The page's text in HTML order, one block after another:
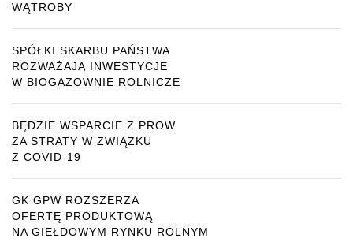
WĄTROBY
SPÓŁKI SKARBU PAŃSTWA
ROZWAŻAJĄ INWESTYCJE
W BIOGAZOWNIE ROLNICZE
BĘDZIE WSPARCIE Z PROW
ZA STRATY W ZWIĄZKU
Z COVID-19
GK GPW ROZSZERZA
OFERTĘ PRODUKTOWĄ
NA GIEŁDOWYM RYNKU ROLNYM